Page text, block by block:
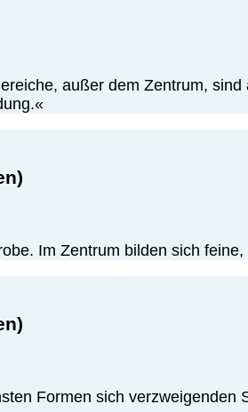
außer dem Zentrum,
Im Zentrum bilden sich
Formen sich verzweigenden